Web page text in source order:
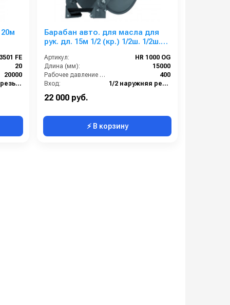
FE
20
20000
1 наружняя резьба
Барабан авто. для масла для
рук. дл. 15м 1/2 (кр.) 1/2ш. 1/2ш.
Артикул:
HR 1000 OG
Длина (мм):
15000
Рабочее давление (бар):
400
Вход:
1/2 наружняя резьба
22 000 руб.
⚡ В корзину